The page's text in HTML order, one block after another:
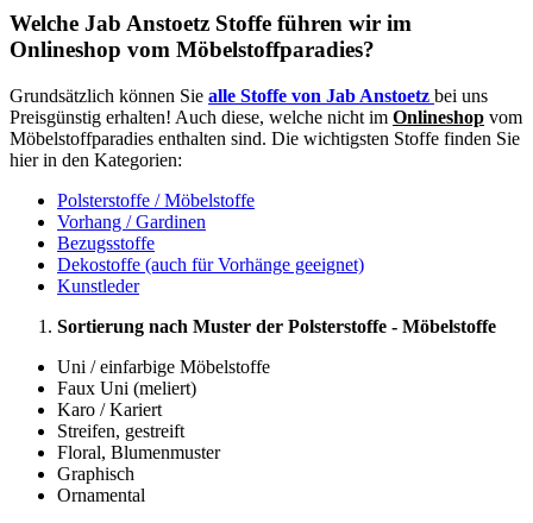
Welche Jab Anstoetz Stoffe führen wir im
Onlineshop vom Möbelstoffparadies?
Grundsätzlich können Sie alle Stoffe von Jab Anstoetz bei uns
Preisgünstig erhalten! Auch diese, welche nicht im Onlineshop vom
Möbelstoffparadies enthalten sind. Die wichtigsten Stoffe finden Sie
hier in den Kategorien:
Polsterstoffe / Möbelstoffe
Vorhang / Gardinen
Bezugsstoffe
Dekostoffe (auch für Vorhänge geeignet)
Kunstleder
Sortierung nach Muster der Polsterstoffe - Möbelstoffe
Uni / einfarbige Möbelstoffe
Faux Uni (meliert)
Karo / Kariert
Streifen, gestreift
Floral, Blumenmuster
Graphisch
Ornamental